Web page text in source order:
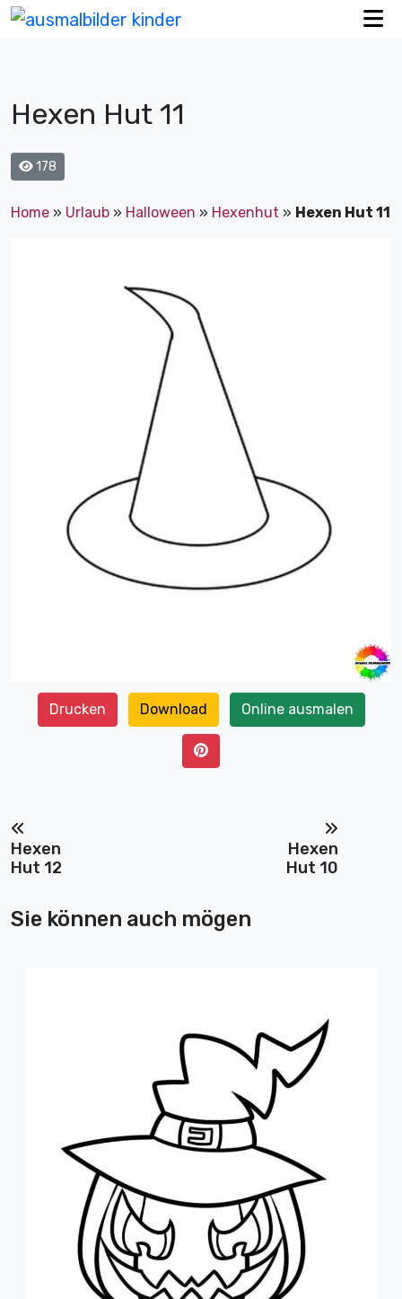
Hexen Hut 11
178
Home » Urlaub » Halloween » Hexenhut » Hexen Hut 11
Drucken Download Online ausmalen
Hexen
Hut 12
Hexen
Hut 10
Sie können auch mögen